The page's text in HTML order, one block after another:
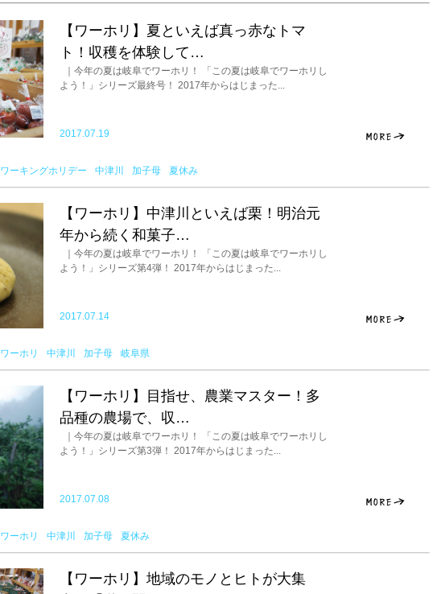
【ワーホリ】夏といえば真っ赤なトマ
ト！収穫を体験して…
｜今年の夏は岐阜でワーホリ！ 「この夏は岐阜でワーホリし
よう！」シリーズ最終号！ 2017年からはじまった...
2017.07.19
ワーキングホリデー 中津川 加子母 夏休み
【ワーホリ】中津川といえば栗！明治元
年から続く和菓子…
｜今年の夏は岐阜でワーホリ！ 「この夏は岐阜でワーホリし
よう！」シリーズ第4弾！ 2017年からはじまった...
2017.07.14
ワーホリ 中津川 加子母 岐阜県
【ワーホリ】目指せ、農業マスター！多
品種の農場で、収…
｜今年の夏は岐阜でワーホリ！ 「この夏は岐阜でワーホリし
よう！」シリーズ第3弾！ 2017年からはじまった...
2017.07.08
ワーホリ 中津川 加子母 夏休み
【ワーホリ】地域のモノとヒトが大集